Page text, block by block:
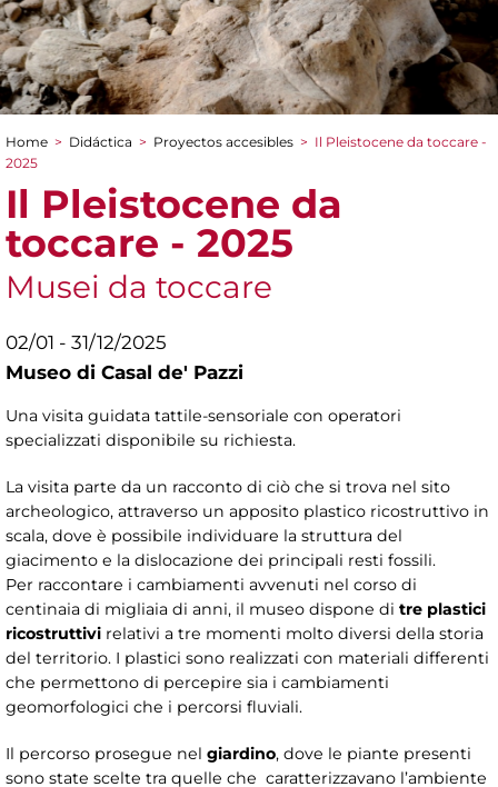
You are here
Home > Didáctica > Proyectos accesibles > Il Pleistocene da toccare -
2025
Il Pleistocene da
toccare - 2025
Musei da toccare
02/01 - 31/12/2025
Museo di Casal de' Pazzi
Una visita guidata tattile-sensoriale con operatori
specializzati disponibile su richiesta.
La visita parte da un racconto di ciò che si trova nel sito
archeologico, attraverso un apposito plastico ricostruttivo in
scala, dove è possibile individuare la struttura del
giacimento e la dislocazione dei principali resti fossili.
Per raccontare i cambiamenti avvenuti nel corso di
centinaia di migliaia di anni, il museo dispone di tre plastici
ricostruttivi relativi a tre momenti molto diversi della storia
del territorio. I plastici sono realizzati con materiali differenti
che permettono di percepire sia i cambiamenti
geomorfologici che i percorsi fluviali.
Il percorso prosegue nel giardino, dove le piante presenti
sono state scelte tra quelle che caratterizzavano l’ambiente